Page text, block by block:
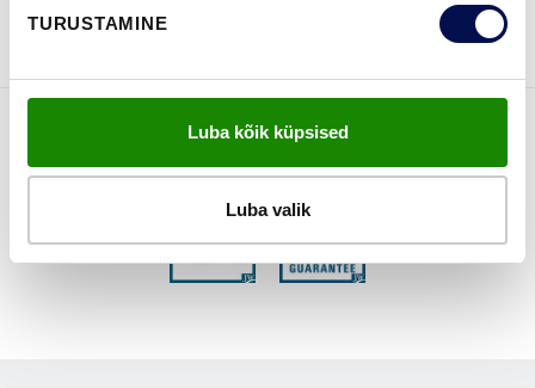
TURUSTAMINE
Luba kõik küpsised
Luba valik
BROŠÜÜRE
ühendust